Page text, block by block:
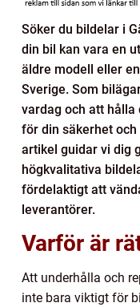
Söker du bildelar i
din bil kan vara en
äldre modell eller
Sverige. Som
vardag och att hålla
för din säkerhet
artikel guidar vi dig
högkvalitativa
fördelaktigt att
leverantörer.
Varför är
Att underhålla och
inte bara viktigt för